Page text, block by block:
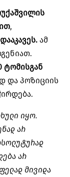
,
ამ
ტომისგან
და პოზიციის
იყო.
არ
არ
მივიდა